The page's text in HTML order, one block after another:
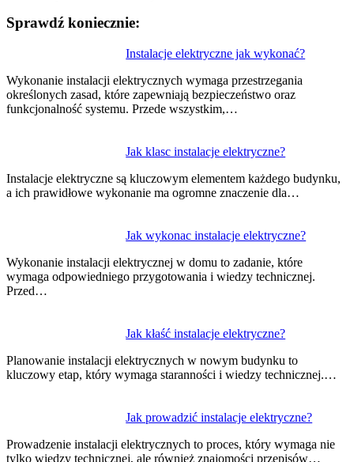
Sprawdź koniecznie:
Instalacje elektryczne jak wykonać?
Wykonanie instalacji elektrycznych wymaga przestrzegania
określonych zasad, które zapewniają bezpieczeństwo oraz
funkcjonalność systemu. Przede wszystkim,…
Jak klasc instalacje elektryczne?
Instalacje elektryczne są kluczowym elementem każdego budynku,
a ich prawidłowe wykonanie ma ogromne znaczenie dla…
Jak wykonac instalacje elektryczne?
Wykonanie instalacji elektrycznej w domu to zadanie, które
wymaga odpowiedniego przygotowania i wiedzy technicznej.
Przed…
Jak kłaść instalacje elektryczne?
Planowanie instalacji elektrycznych w nowym budynku to
kluczowy etap, który wymaga staranności i wiedzy technicznej.…
Jak prowadzić instalacje elektryczne?
Prowadzenie instalacji elektrycznych to proces, który wymaga nie
tylko wiedzy technicznej, ale również znajomości przepisów…
wpisu